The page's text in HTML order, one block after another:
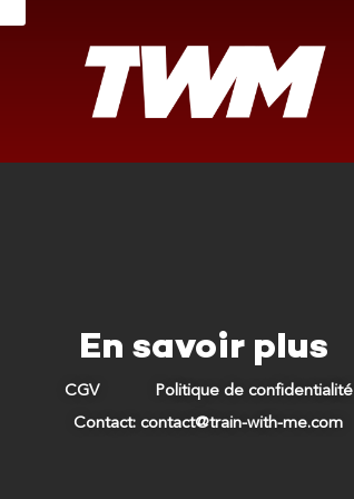
En savoir plus
CGV
Politique de confidentialité
Contact: contact@train-with-me.com